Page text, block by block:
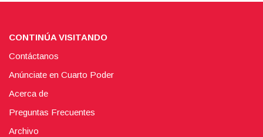
CONTINÚA VISITANDO
Contáctanos
Anúnciate en Cuarto Poder
Acerca de
Preguntas Frecuentes
Archivo